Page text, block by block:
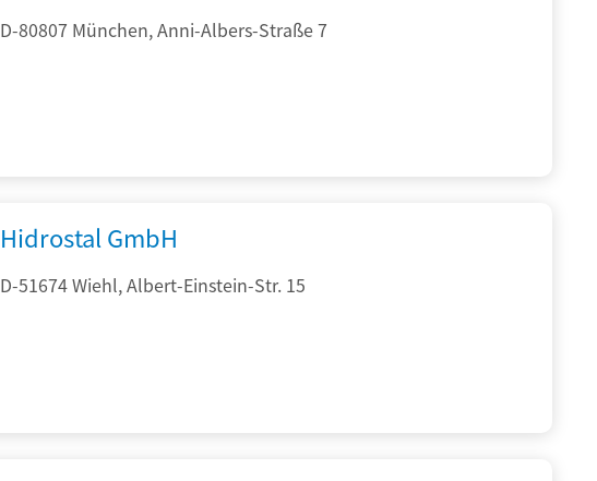
D-80807 München, Anni-Albers-Straße 7
Hidrostal GmbH
D-51674 Wiehl, Albert-Einstein-Str. 15